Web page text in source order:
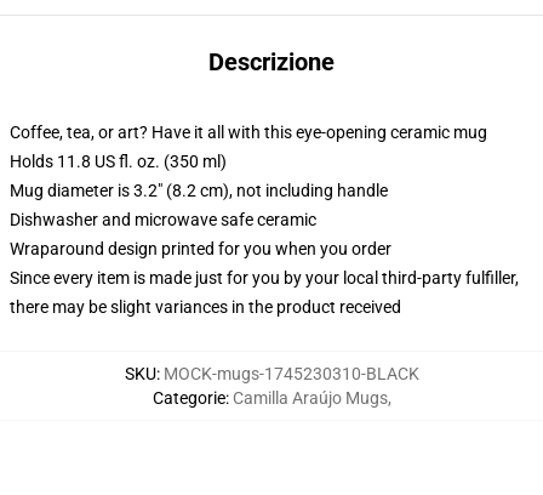
Descrizione
Coffee, tea, or art? Have it all with this eye-opening ceramic mug
Holds 11.8 US fl. oz. (350 ml)
Mug diameter is 3.2" (8.2 cm), not including handle
Dishwasher and microwave safe ceramic
Wraparound design printed for you when you order
Since every item is made just for you by your local third-party fulfiller,
there may be slight variances in the product received
SKU: MOCK-mugs-1745230310-BLACK
Categorie: Camilla Araújo Mugs,